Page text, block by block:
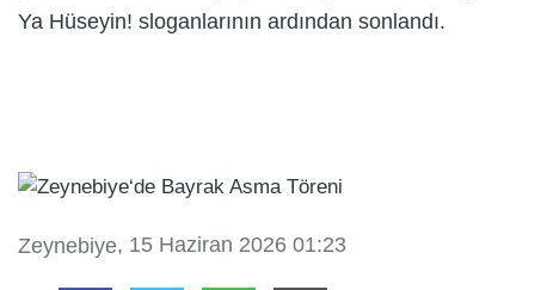
Ya Hüseyin! sloganlarının ardından sonlandı.
Zeynebiye, 15 Haziran 2026 01:23